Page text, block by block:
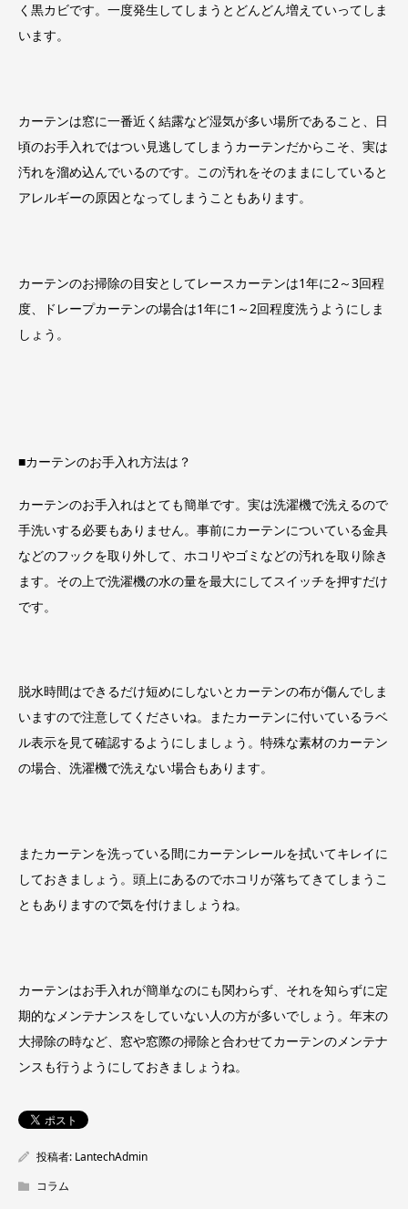
く黒カビです。一度発生してしまうとどんどん増えていってしま
います。
カーテンは窓に一番近く結露など湿気が多い場所であること、日
頃のお手入れではつい見逃してしまうカーテンだからこそ、実は
汚れを溜め込んでいるのです。この汚れをそのままにしていると
アレルギーの原因となってしまうこともあります。
カーテンのお掃除の目安としてレースカーテンは1年に2～3回程
度、ドレープカーテンの場合は1年に1～2回程度洗うようにしま
しょう。
■カーテンのお手入れ方法は？
カーテンのお手入れはとても簡単です。実は洗濯機で洗えるので
手洗いする必要もありません。事前にカーテンについている金具
などのフックを取り外して、ホコリやゴミなどの汚れを取り除き
ます。その上で洗濯機の水の量を最大にしてスイッチを押すだけ
です。
脱水時間はできるだけ短めにしないとカーテンの布が傷んでしま
いますので注意してくださいね。またカーテンに付いているラベ
ル表示を見て確認するようにしましょう。特殊な素材のカーテン
の場合、洗濯機で洗えない場合もあります。
またカーテンを洗っている間にカーテンレールを拭いてキレイに
しておきましょう。頭上にあるのでホコリが落ちてきてしまうこ
ともありますので気を付けましょうね。
カーテンはお手入れが簡単なのにも関わらず、それを知らずに定
期的なメンテナンスをしていない人の方が多いでしょう。年末の
大掃除の時など、窓や窓際の掃除と合わせてカーテンのメンテナ
ンスも行うようにしておきましょうね。
投稿者: LantechAdmin
コラム